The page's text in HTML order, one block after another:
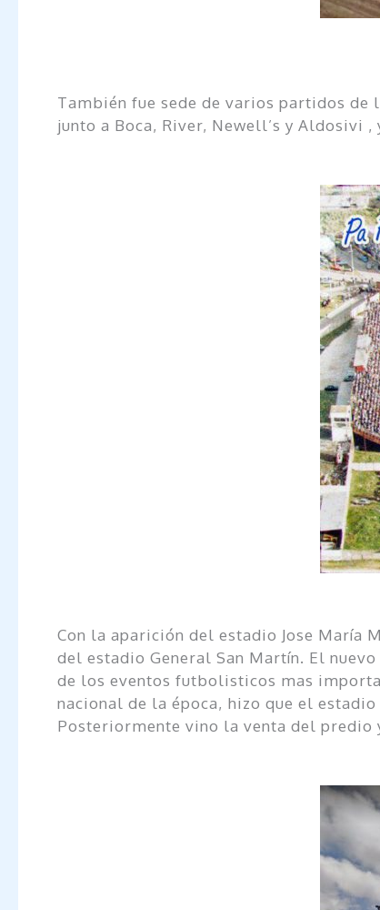
También fue sede de varios partidos de
junto a Boca, River, Newell’s y Aldosivi
Con la aparición del estadio Jose María
del estadio General San Martín. El
de los eventos futbolisticos mas
nacional de la época, hizo que el
Posteriormente vino la venta del predio